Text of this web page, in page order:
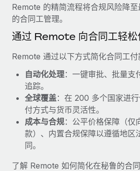
轻松搬迁员工
福利
Reverse Tech at a glance Health and
actually looks like
Most teams hear "payroll
了解更多
Remote 的精简流程将合规风险降
的合同工管理。
通过 Remote 向合同工轻松
Remote 通过以下方式简化合同工付
自动化处理：一键审批、批量支
追踪。
全球覆盖：在 200 多个国家进
付方式与货币灵活性。
成本与合规：公平价格保障（仅
款）、内置合规保障以遵循地区
同。
了解 Remote 如何简化在秘鲁的合同